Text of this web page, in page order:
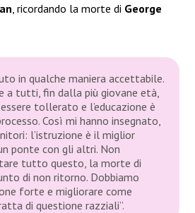
, ricordando la morte di George
in qualche maniera accettabile.
a tutti, fin dalla più giovane età,
tollerato e l’educazione è
Così mi hanno insegnato,
l’istruzione è il miglior
ponte con gli altri. Non
tutto questo, la morte di
di non ritorno. Dobbiamo
forte e migliorare come
di questione razziali”.